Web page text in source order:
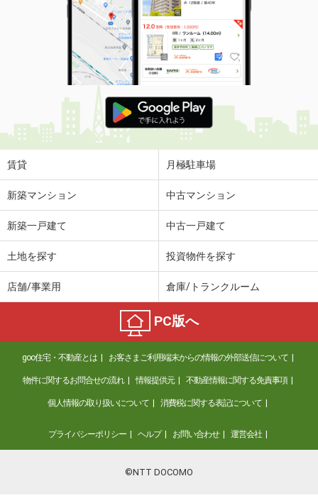
賃貸 月極駐車場
新築マンション 中古マンション
新築一戸建て 中古一戸建て
土地を探す 投資物件を探す
店舗/事業用 倉庫/トランクルーム
PC版へ
goo住宅・不動産とは お客さまご利用端末からの情報の外部送信について
物件に関するお問合せの流れ 情報提供元 不動産情報に関する免責事項
個人情報の取り扱いについて 消費税に関する表記について
プライバシーポリシー ヘルプ お問い合わせ 運営会社
©NTT DOCOMO